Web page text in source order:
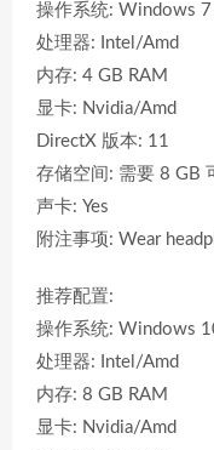
操作系统: Windows 7
处理器: Intel/Amd
内存: 4 GB RAM
显卡: Nvidia/Amd
DirectX 版本: 11
存储空间: 需要 8 GB
声卡: Yes
附注事项: Wear
推荐配置:
操作系统: Windows
处理器: Intel/Amd
内存: 8 GB RAM
显卡: Nvidia/Amd